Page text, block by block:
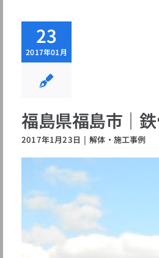
23
2017年01月
福島県福島市｜
2017年1月23日 | 解体・施工事例